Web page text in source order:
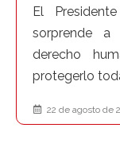
El
sorprende a
derecho
protegerlo
22 de agosto de